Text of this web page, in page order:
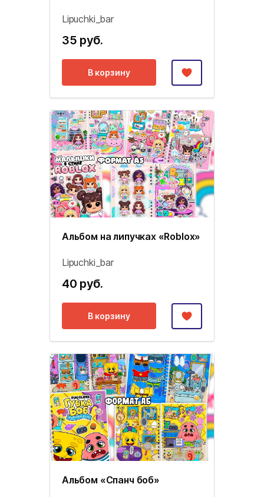
Lipuchki_bar
35 руб.
В корзину
Альбом на липучках «Roblox»
Lipuchki_bar
40 руб.
В корзину
Альбом «Спанч боб»